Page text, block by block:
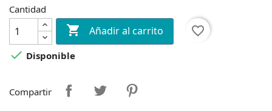
Cantidad
 Añadir al carrito
favorite_border
 Disponible
Compartir